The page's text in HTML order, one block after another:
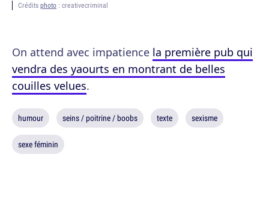
Crédits photo : creativecriminal
On attend avec impatience la première pub qui
vendra des yaourts en montrant de belles
couilles velues.
humour seins / poitrine / boobs texte sexisme
sexe féminin